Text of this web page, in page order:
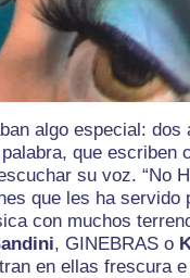
algo especial:
que escriben
su voz. “No
que les ha servido
con muchos
, GINEBRAS o
en ellas frescura e